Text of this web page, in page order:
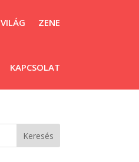
VILÁG ZENE
KAPCSOLAT